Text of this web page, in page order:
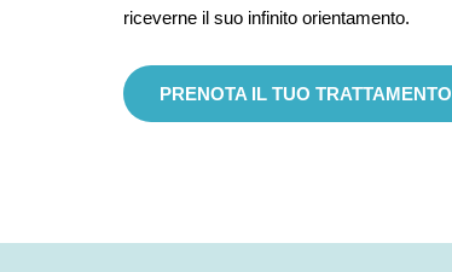
riceverne il suo infinito orientamento.
PRENOTA IL TUO TRATTAMENTO